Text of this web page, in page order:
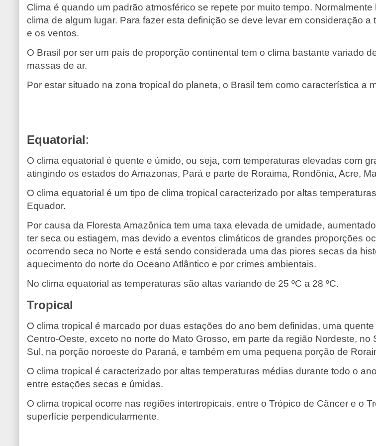
Clima é quando um padrão atmosférico se repete por muito tempo.
clima de algum lugar. Para fazer esta definição se deve levar em consideração
e os ventos.
O Brasil por ser um país de proporção continental tem o clima bastante variado
massas de ar.
Por estar situado na zona tropical do planeta, o Brasil tem como característica a
Equatorial:
O clima equatorial é quente e úmido, ou seja, com temperaturas elevadas com
atingindo os estados do Amazonas, Pará e parte de Roraima, Rondônia, Acre,
O clima equatorial é um tipo de clima tropical caracterizado por altas
Equador.
Por causa da Floresta Amazônica tem uma taxa elevada de umidade,
ter seca ou estiagem, mas devido a eventos climáticos de grandes proporções
ocorrendo seca no Norte e está sendo considerada uma das piores secas da
aquecimento do norte do Oceano Atlântico e por crimes ambientais.
No clima equatorial as temperaturas são altas variando de 25 ºC a 28 ºC.
Tropical
O clima tropical é marcado por duas estações do ano bem definidas, uma
Centro-Oeste, exceto no norte do Mato Grosso, em parte da região Nordeste,
Sul, na porção noroeste do Paraná, e também em uma pequena porção de
O clima tropical é caracterizado por altas temperaturas médias durante todo o
entre estações secas e úmidas.
O clima tropical ocorre nas regiões intertropicais, entre o Trópico de Câncer e o
superfície perpendicularmente.